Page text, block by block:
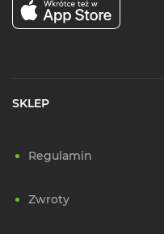
SKLEP
Regulamin
Zwroty